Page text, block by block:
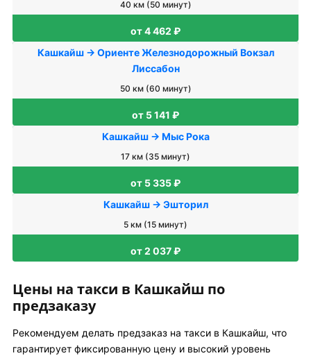
40 км (50 минут)
от 4 462 ₽
Кашкайш → Ориенте Железнодорожный Вокзал
Лиссабон
50 км (60 минут)
от 5 141 ₽
Кашкайш → Мыс Рока
17 км (35 минут)
от 5 335 ₽
Кашкайш → Эшторил
5 км (15 минут)
от 2 037 ₽
Цены на такси в Кашкайш по
предзаказу
Рекомендуем делать предзаказ на такси в Кашкайш, что
гарантирует фиксированную цену и высокий уровень